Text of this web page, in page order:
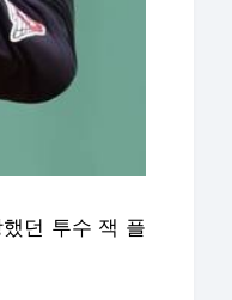
던 투수 잭 플